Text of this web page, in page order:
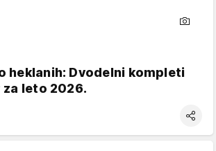
heklanih: Dvodelni kompleti
leto 2026.